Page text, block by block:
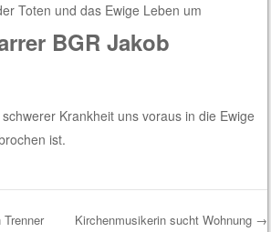
Toten und das Ewige Leben um
BGR Jakob
Krankheit uns voraus in die Ewige
ist.
Kirchenmusikerin sucht Wohnung →